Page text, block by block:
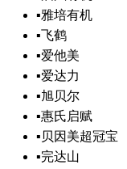
▪雅培有机
▪飞鹤
▪爱他美
▪爱达力
▪旭贝尔
▪惠氏启赋
▪贝因美超冠宝
▪完达山